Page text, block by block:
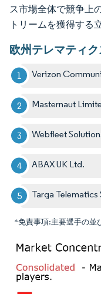
ス市場全体で競争上
トリームを獲得する
欧州テレマティ
Verizon
Masternaut
Webfleet
ABAX UK Ltd.
Targa Telematics
*免責事項:主要選手の並